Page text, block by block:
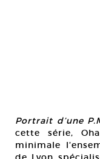
Portrait d’une
cette série,
minimale